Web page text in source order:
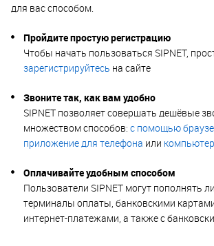
для вас способом.
Пройдите простую регистрацию
Чтобы начать пользоваться SIPNET,
зарегистрируйтесь на сайте
Звоните так, как вам удобно
SIPNET позволяет совершать дешёвые
множеством способов: с помощью
приложение для телефона или
Оплачивайте удобным способом
Пользователи SIPNET могут пополнять
терминалы оплаты, банковскими
интернет-платежами, а также с